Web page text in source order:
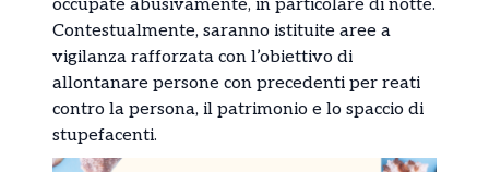
occupate abusivamente, in particolare di notte.
Contestualmente, saranno istituite aree a
vigilanza rafforzata con l’obiettivo di
allontanare persone con precedenti per reati
contro la persona, il patrimonio e lo spaccio di
stupefacenti.